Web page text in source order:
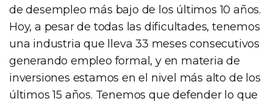
de desempleo más bajo de los últimos 10 años.
Hoy, a pesar de todas las dificultades, tenemos
una industria que lleva 33 meses consecutivos
generando empleo formal, y en materia de
inversiones estamos en el nivel más alto de los
últimos 15 años. Tenemos que defender lo que